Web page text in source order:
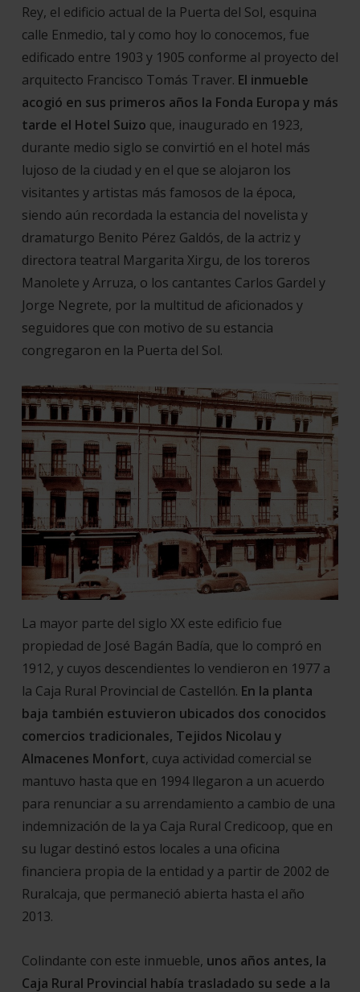
Rey, el edificio actual de la Puerta del Sol, esquina
calle Enmedio, tal y como hoy lo conocemos, fue
edificado entre 1903 y 1905 conforme al proyecto del
arquitecto Francisco Tomás Traver. El inmueble
acogió en sus primeros años la Fonda Europa y más
tarde el Hotel Suizo que, inaugurado en 1923,
durante medio siglo se convirtió en el hotel más
lujoso de la ciudad y en el que se alojaron los
visitantes y artistas más famosos de la época,
siendo aún recordada la estancia del novelista y
dramaturgo Benito Pérez Galdós, de la actriz y
directora teatral Margarita Xirgu, de los toreros
Manolete y Arruza, o los cantantes Carlos Gardel y
Jorge Negrete, por la multitud de aficionados y
seguidores que con motivo de su estancia
congregaron en la Puerta del Sol.
La mayor parte del siglo XX este edificio fue
propiedad de José Bagán Badía, que lo compró en
1912, y cuyos descendientes lo vendieron en 1977 a
la Caja Rural Provincial de Castellón. En la planta
baja también estuvieron ubicados dos conocidos
comercios tradicionales, Tejidos Nicolau y
Almacenes Monfort, cuya actividad comercial se
mantuvo hasta que en 1994 llegaron a un acuerdo
para renunciar a su arrendamiento a cambio de una
indemnización de la ya Caja Rural Credicoop, que en
su lugar destinó estos locales a una oficina
financiera propia de la entidad y a partir de 2002 de
Ruralcaja, que permaneció abierta hasta el año
2013.
Colindante con este inmueble, unos años antes, la
Caja Rural Provincial había trasladado su sede a la